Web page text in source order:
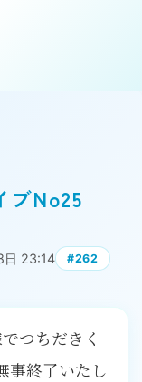
ブNo25
日 23:14 #262
つちだきく
事終了いたし